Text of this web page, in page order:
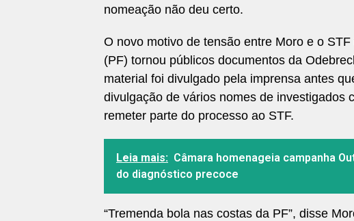
nomeação não deu certo.
O novo motivo de tensão entre Moro e o
(PF) tornou públicos documentos da
material foi divulgado pela imprensa antes
divulgação de vários nomes de investigados
remeter parte do processo ao STF.
Leia mais: Câmara homenageia campanha
do diagnóstico precoce
“Tremenda bola nas costas da PF”, disse